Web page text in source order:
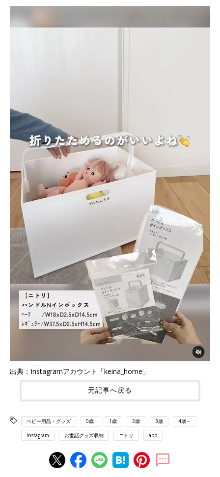
出典：Instagramアカウント「keina_home」
元記事へ戻る
ベビー用品・グッズ 0歳 1歳 2歳 3歳 4歳～
Instagram お世話グッズ収納 ニトリ app